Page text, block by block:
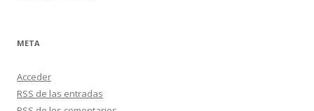
META
Acceder
RSS de las entradas